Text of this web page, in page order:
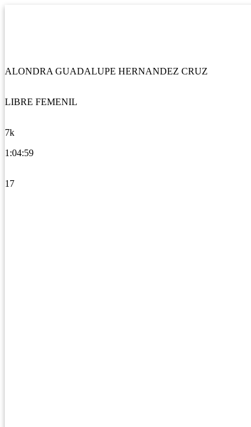
ALONDRA GUADALUPE HERNANDEZ CRUZ
LIBRE FEMENIL
7k
1:04:59
17